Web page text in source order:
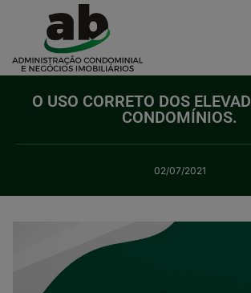
O USO CORRETO DOS
CONDOMÍNIOS.
02/07/2021